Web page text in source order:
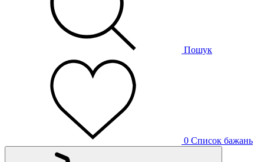
Пошук
0 Список бажань